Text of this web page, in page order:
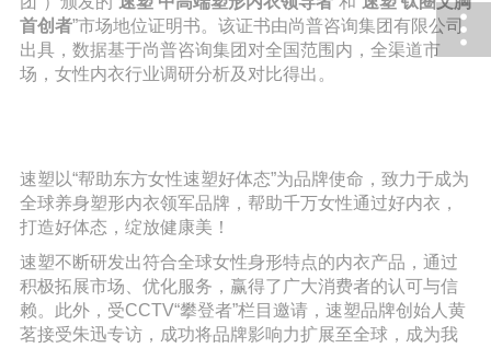
首创者”市场地位证明书。该证书由尚普咨询集团有限公司
出具，数据基于尚普咨询集团对全国范围内，全渠道市
场，女性内衣行业调研分析及对比得出。
速塑以“帮助东方女性速塑好体态”为品牌使命，致力于成为
全球养身塑形内衣领军品牌，帮助千万女性通过好内衣，
打造好体态，绽放健康美！
速塑不断研发出符合全球女性身形特点的内衣产品，通过
积极拓展市场、优化服务，赢得了广大消费者的认可与信
赖。此外，受CCTV“攀登者”栏目邀请，速塑品牌创始人黄
茗接受朱迅专访，成功将品牌影响力扩展至全球，成为我